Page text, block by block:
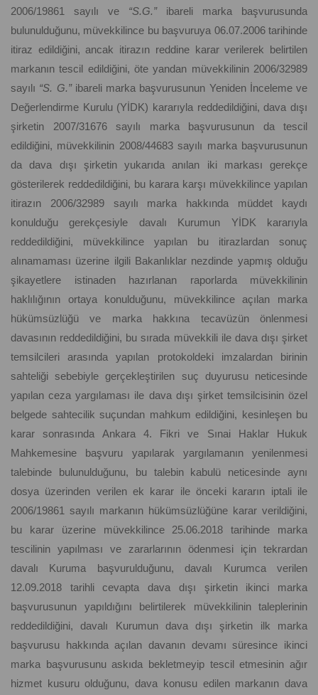
2006/19861 sayılı ve “S.G.”ibareli marka başvurusunda
bulunulduğunu, müvekkilince bu başvuruya 06.07.2006 tarihinde
itiraz edildiğini, ancak itirazın reddine karar verilerek belirtilen
markanın tescil edildiğini, öte yandan müvekkilinin 2006/32989
sayılı “S. G.”ibareli marka başvurusunun Yeniden İnceleme ve
Değerlendirme Kurulu (YİDK) kararıyla reddedildiğini, dava dışı
şirketin 2007/31676 sayılı marka başvurusunun da tescil
edildiğini, müvekkilinin 2008/44683 sayılı marka başvurusunun
da dava dışı şirketin yukarıda anılan iki markası gerekçe
gösterilerek reddedildiğini, bu karara karşı müvekkilince yapılan
itirazın 2006/32989 sayılı marka hakkında müddet kaydı
konulduğu gerekçesiyle davalı Kurumun YİDK kararıyla
reddedildiğini, müvekkilince yapılan bu itirazlardan sonuç
alınamaması üzerine ilgili Bakanlıklar nezdinde yapmış olduğu
şikayetlere istinaden hazırlanan raporlarda müvekkilinin
haklılığının ortaya konulduğunu, müvekkilince açılan marka
hükümsüzlüğü ve marka hakkına tecavüzün önlenmesi
davasının reddedildiğini, bu sırada müvekkili ile dava dışı şirket
temsilcileri arasında yapılan protokoldeki imzalardan birinin
sahteliği sebebiyle gerçekleştirilen suç duyurusu neticesinde
yapılan ceza yargılaması ile dava dışı şirket temsilcisinin özel
belgede sahtecilik suçundan mahkum edildiğini, kesinleşen bu
karar sonrasında Ankara 4. Fikri ve Sınai Haklar Hukuk
Mahkemesine başvuru yapılarak yargılamanın yenilenmesi
talebinde bulunulduğunu, bu talebin kabulü neticesinde aynı
dosya üzerinden verilen ek karar ile önceki kararın iptali ile
2006/19861 sayılı markanın hükümsüzlüğüne karar verildiğini,
bu karar üzerine müvekkilince 25.06.2018 tarihinde marka
tescilinin yapılması ve zararlarının ödenmesi için tekrardan
davalı Kuruma başvurulduğunu, davalı Kurumca verilen
12.09.2018 tarihli cevapta dava dışı şirketin ikinci marka
başvurusunun yapıldığını belirtilerek müvekkilinin taleplerinin
reddedildiğini, davalı Kurumun dava dışı şirketin ilk marka
başvurusu hakkında açılan davanın devamı süresince ikinci
marka başvurusunu askıda bekletmeyip tescil etmesinin ağır
hizmet kusuru olduğunu, dava konusu edilen markanın dava